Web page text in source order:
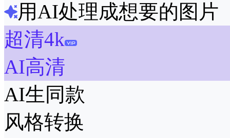
用AI处理成想要的图片
超清4k
AI高清
AI生同款
风格转换